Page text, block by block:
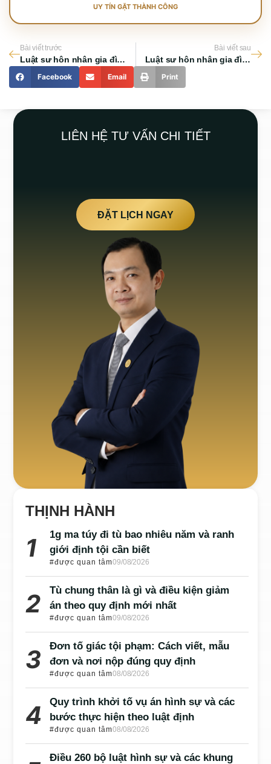
UY TÍN GẶT THÀNH CÔNG
Bài viết trước
Luật sư hôn nhân gia đình tại TPHCM và những lưu ý pháp lý quan trọng
Bài viết sau
Luật sư hôn nhân gia đình: Giải đáp chi tiết các vấn đề pháp lý quan trọng
Facebook Email Print
LIÊN HỆ TƯ VẤN CHI TIẾT
ĐẶT LỊCH NGAY
THỊNH HÀNH
1g ma túy đi tù bao nhiêu năm và ranh
giới định tội cần biết
#được quan tâm09/08/2026
Tù chung thân là gì và điều kiện giảm
án theo quy định mới nhất
#được quan tâm09/08/2026
Đơn tố giác tội phạm: Cách viết, mẫu
đơn và nơi nộp đúng quy định
#được quan tâm08/08/2026
Quy trình khởi tố vụ án hình sự và các
bước thực hiện theo luật định
#được quan tâm08/08/2026
Điều 260 bộ luật hình sự và các khung